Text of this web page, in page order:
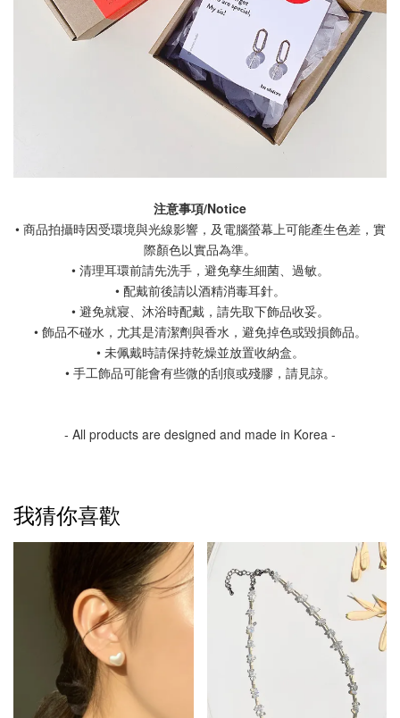
注意事項/Notice
• 商品拍攝時因受環境與光線影響，及電腦螢幕上可能產生色差，實
際顏色以實品為準。
• 清理耳環前請先洗手，避免孳生細菌、過敏。
• 配戴前後請以酒精消毒耳針。
• 避免就寢、沐浴時配戴，請先取下飾品收妥。
• 飾品不碰水，尤其是清潔劑與香水，避免掉色或毀損飾品。
• 未佩戴時請保持乾燥並放置收納盒。
• 手工飾品可能會有些微的刮痕或殘膠，請見諒。
- All products are designed and made in Korea -
我猜你喜歡